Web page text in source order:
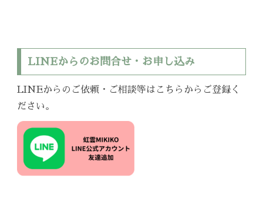
LINEからのお問合せ・お申し込み
LINEからのご依頼・ご相談等はこちらからご登録く
ださい。